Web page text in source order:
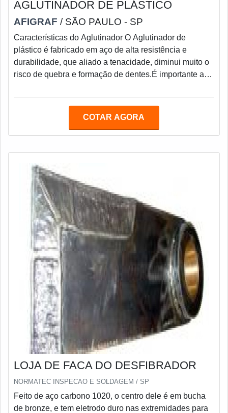
AGLUTINADOR DE PLÁSTICO
AFIGRAF / SÃO PAULO - SP
Características do Aglutinador O Aglutinador de
plástico é fabricado em aço de alta resistência e
durabilidade, que aliado a tenacidade, diminui muito o
risco de quebra e formação de dentes.É importante a
conforme a densidade do material e sua resistência, é
Aglutinador possa desempenhar com qualidade os
COTAR AGORA
LOJA DE FACA DO DESFIBRADOR
NORMATEC INSPECAO E SOLDAGEM / SP
Feito de aço carbono 1020, o centro dele é em bucha
de bronze, e tem eletrodo duro nas extremidades para